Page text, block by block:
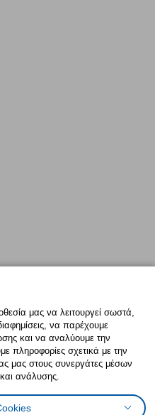
Twitter
προσβασιμότητας
cookies
μας να λειτουργεί σωστά,
να παρέχουμε
και να αναλύουμε την
πληροφορίες σχετικά με την
μας στους συνεργάτες μέσων
ανάλυσης.